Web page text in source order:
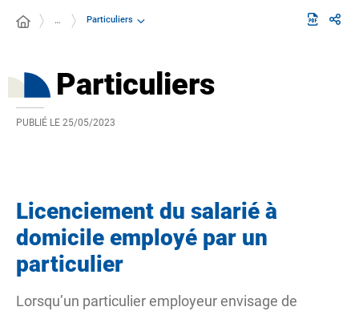
… Particuliers
Particuliers
PUBLIÉ LE 25/05/2023
Licenciement du salarié à
domicile employé par un
particulier
Lorsqu’un particulier employeur envisage de